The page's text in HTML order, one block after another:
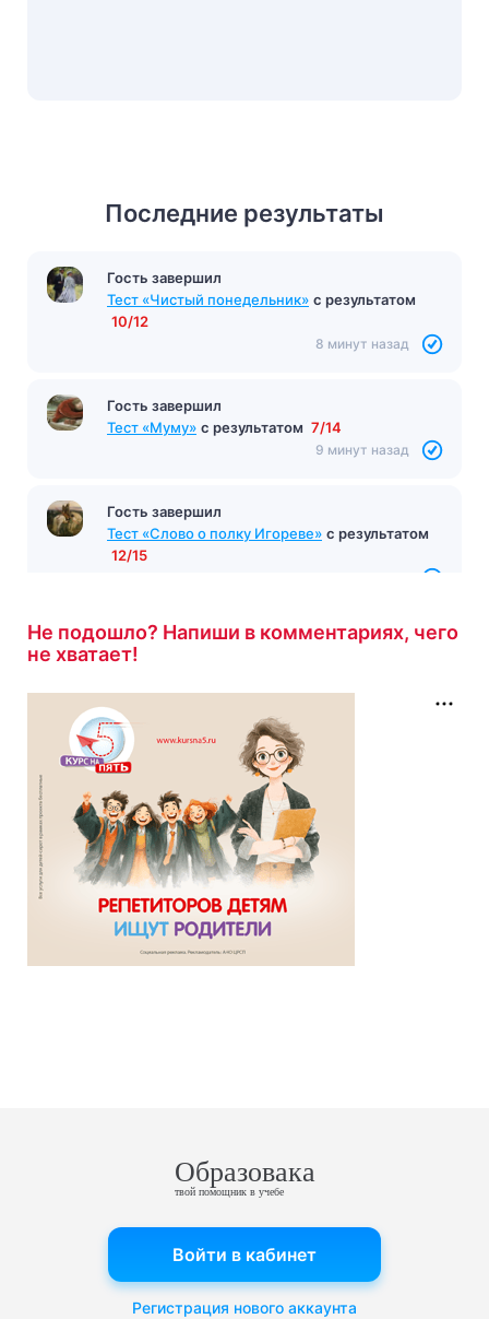
Последние результаты
Гость завершил
Тест «Слово о полку Игореве» с результатом
13/15
8 минут назад
Гость завершил
Тест «Чистый понедельник» с результатом
10/12
8 минут назад
Гость завершил
Тест «Муму» с результатом 7/14
9 минут назад
Гость завершил
Тест «Слово о полку Игореве» с результатом
12/15
Не подошло? Напиши в комментариях, чего
не хватает!
Образовака
твой помощник в учебе
Войти в кабинет
Регистрация нового аккаунта